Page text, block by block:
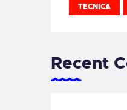
TECNICA
Recent